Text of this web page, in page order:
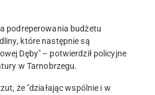
podreperowania budżetu
, które następnie są
Dęby" – potwierdził policyjne
w Tarnobrzegu.
że "działając wspólnie i w